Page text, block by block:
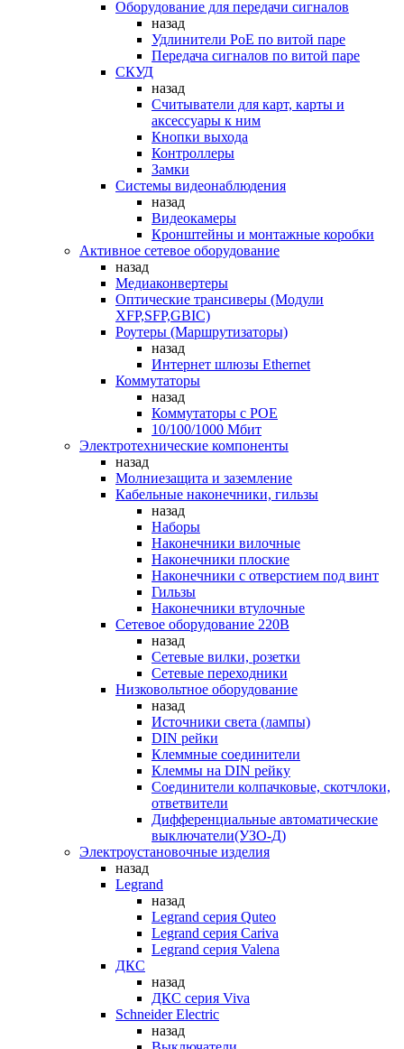
Оборудование для передачи сигналов
назад
Удлинители PoE по витой паре
Передача сигналов по витой паре
СКУД
назад
Считыватели для карт, карты и
аксессуары к ним
Кнопки выхода
Контроллеры
Замки
Системы видеонаблюдения
назад
Видеокамеры
Кронштейны и монтажные коробки
Активное сетевое оборудование
назад
Медиаконвертеры
Оптические трансиверы (Модули
XFP,SFP,GBIC)
Роутеры (Маршрутизаторы)
назад
Интернет шлюзы Ethernet
Коммутаторы
назад
Коммутаторы c POE
10/100/1000 Мбит
Электротехнические компоненты
назад
Молниезащита и заземление
Кабельные наконечники, гильзы
назад
Наборы
Наконечники вилочные
Наконечники плоские
Наконечники с отверстием под винт
Гильзы
Наконечники втулочные
Сетевое оборудование 220В
назад
Сетевые вилки, розетки
Сетевые переходники
Низковольтное оборудование
назад
Источники света (лампы)
DIN рейки
Клеммные соединители
Клеммы на DIN рейку
Соединители колпачковые, скотчлоки,
ответвители
Дифференциальные автоматические
выключатели(УЗО-Д)
Электроустановочные изделия
назад
Legrand
назад
Legrand серия Quteo
Legrand серия Cariva
Legrand серия Valena
ДКС
назад
ДКС серия Viva
Schneider Electric
назад